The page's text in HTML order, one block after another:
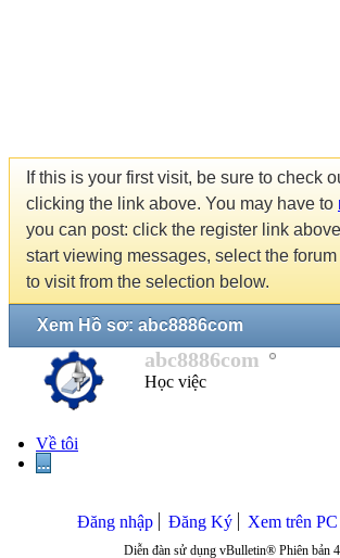
If this is your first visit, be sure to check
clicking the link above. You may have to
you can post: click the register link
start viewing messages, select the
to visit from the selection below.
Xem Hồ sơ: abc8886com
abc8886com
Học việc
Về tôi
...
Đăng nhập Đăng Ký Xem trên PC
Diễn đàn sử dụng vBulletin® Phiên bản